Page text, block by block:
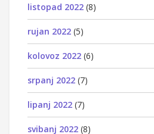
listopad 2022 (8)
rujan 2022 (5)
kolovoz 2022 (6)
srpanj 2022 (7)
lipanj 2022 (7)
svibanj 2022 (8)